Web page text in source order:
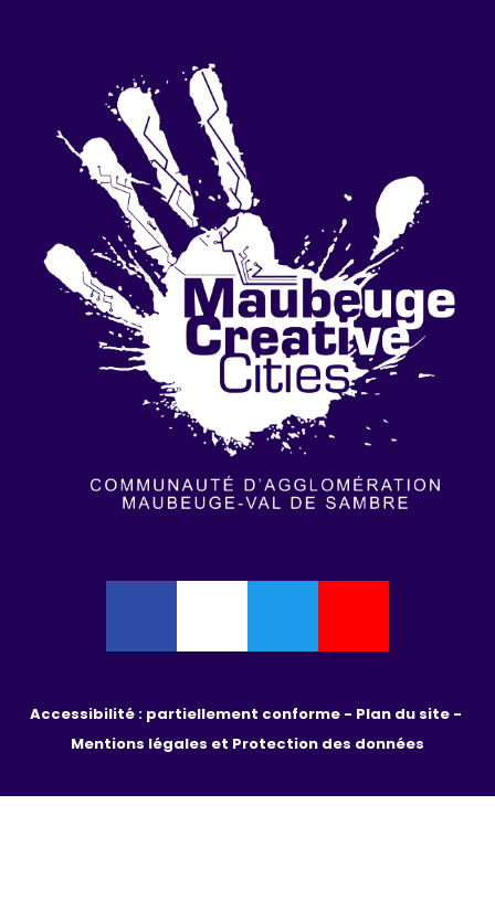
Accessibilité : partiellement conforme -
Mentions légales et Protection des données